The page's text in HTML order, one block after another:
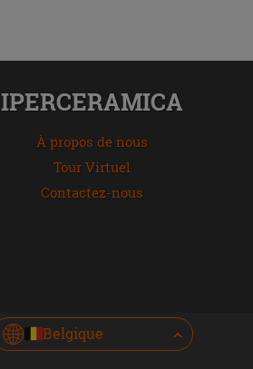
IPERCERAMICA
À propos de nous
Tour Virtuel
Contactez-nous
Belgique